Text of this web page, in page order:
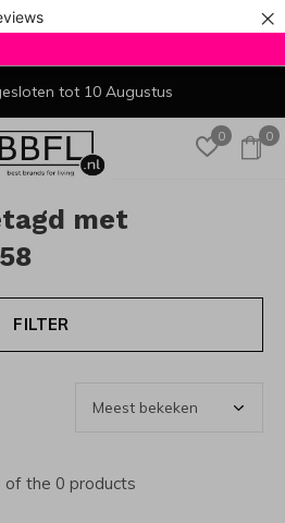
×
0 0
tot 10 Augustus
met
FILTER
of the 0 products